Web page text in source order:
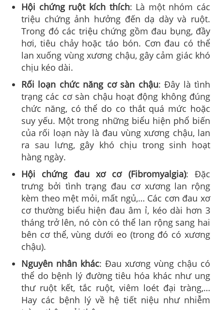
Hội chứng ruột kích thích: Là một nhóm các
triệu chứng ảnh hưởng đến dạ dày và ruột.
Trong đó các triệu chứng gồm đau bụng, đầy
hơi, tiêu chảy hoặc táo bón. Cơn đau có thể
lan xuống vùng xương chậu, gây cảm giác khó
chịu kéo dài.
Rối loạn chức năng cơ sàn chậu: Đây là tình
trạng các cơ sàn chậu hoạt động không đúng
chức năng, có thể do co thắt quá mức hoặc
suy yếu. Một trong những biểu hiện phổ biến
của rối loạn này là đau vùng xương chậu, lan
ra sau lưng, gây khó chịu trong sinh hoạt
hàng ngày.
Hội chứng đau xơ cơ (Fibromyalgia): Đặc
trưng bởi tình trạng đau cơ xương lan rộng
kèm theo mệt mỏi, mất ngủ,… Các cơn đau xơ
cơ thường biểu hiện đau âm ỉ, kéo dài hơn 3
tháng trở lên, nó còn có thể lan rộng sang hai
bên cơ thể, vùng dưới eo (trong đó có xương
chậu).
Nguyên nhân khác: Đau xương vùng chậu có
thể do bệnh lý đường tiêu hóa khác như ung
thư ruột kết, tắc ruột, viêm loét đại tràng,…
Hay các bệnh lý về hệ tiết niệu như nhiễm